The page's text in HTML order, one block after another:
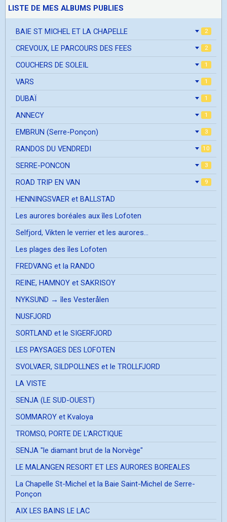
LISTE DE MES ALBUMS PUBLIES
BAIE ST MICHEL ET LA CHAPELLE 2
CREVOUX, LE PARCOURS DES FEES 2
COUCHERS DE SOLEIL 1
VARS 1
DUBAÏ 1
ANNECY 1
EMBRUN (Serre-Ponçon) 3
RANDOS DU VENDREDI 10
SERRE-PONCON 3
ROAD TRIP EN VAN 9
HENNINGSVAER et BALLSTAD
Les aurores boréales aux îles Lofoten
Selfjord, Vikten le verrier et les aurores...
Les plages des îles Lofoten
FREDVANG et la RANDO
REINE, HAMNOY et SAKRISOY
NYKSUND → îles Vesterålen
NUSFJORD
SORTLAND et le SIGERFJORD
LES PAYSAGES DES LOFOTEN
SVOLVAER, SILDPOLLNES et le TROLLFJORD
LA VISTE
SENJA (LE SUD-OUEST)
SOMMAROY et Kvaloya
TROMSO, PORTE DE L'ARCTIQUE
SENJA "le diamant brut de la Norvège"
LE MALANGEN RESORT ET LES AURORES BOREALES
La Chapelle St-Michel et la Baie Saint-Michel de Serre-
Ponçon
AIX LES BAINS LE LAC